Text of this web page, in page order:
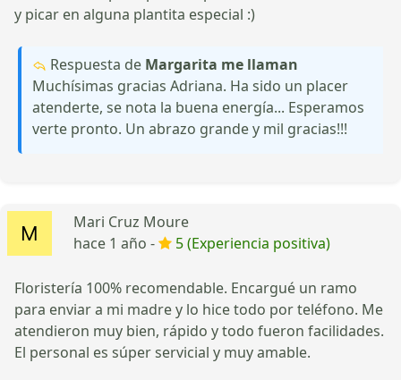
y picar en alguna plantita especial :)
Respuesta de Margarita me llaman
Muchísimas gracias Adriana. Ha sido un placer
atenderte, se nota la buena energía... Esperamos
verte pronto. Un abrazo grande y mil gracias!!!
Mari Cruz Moure
hace 1 año -
5 (Experiencia positiva)
Floristería 100% recomendable. Encargué un ramo
para enviar a mi madre y lo hice todo por teléfono. Me
atendieron muy bien, rápido y todo fueron facilidades.
El personal es súper servicial y muy amable.